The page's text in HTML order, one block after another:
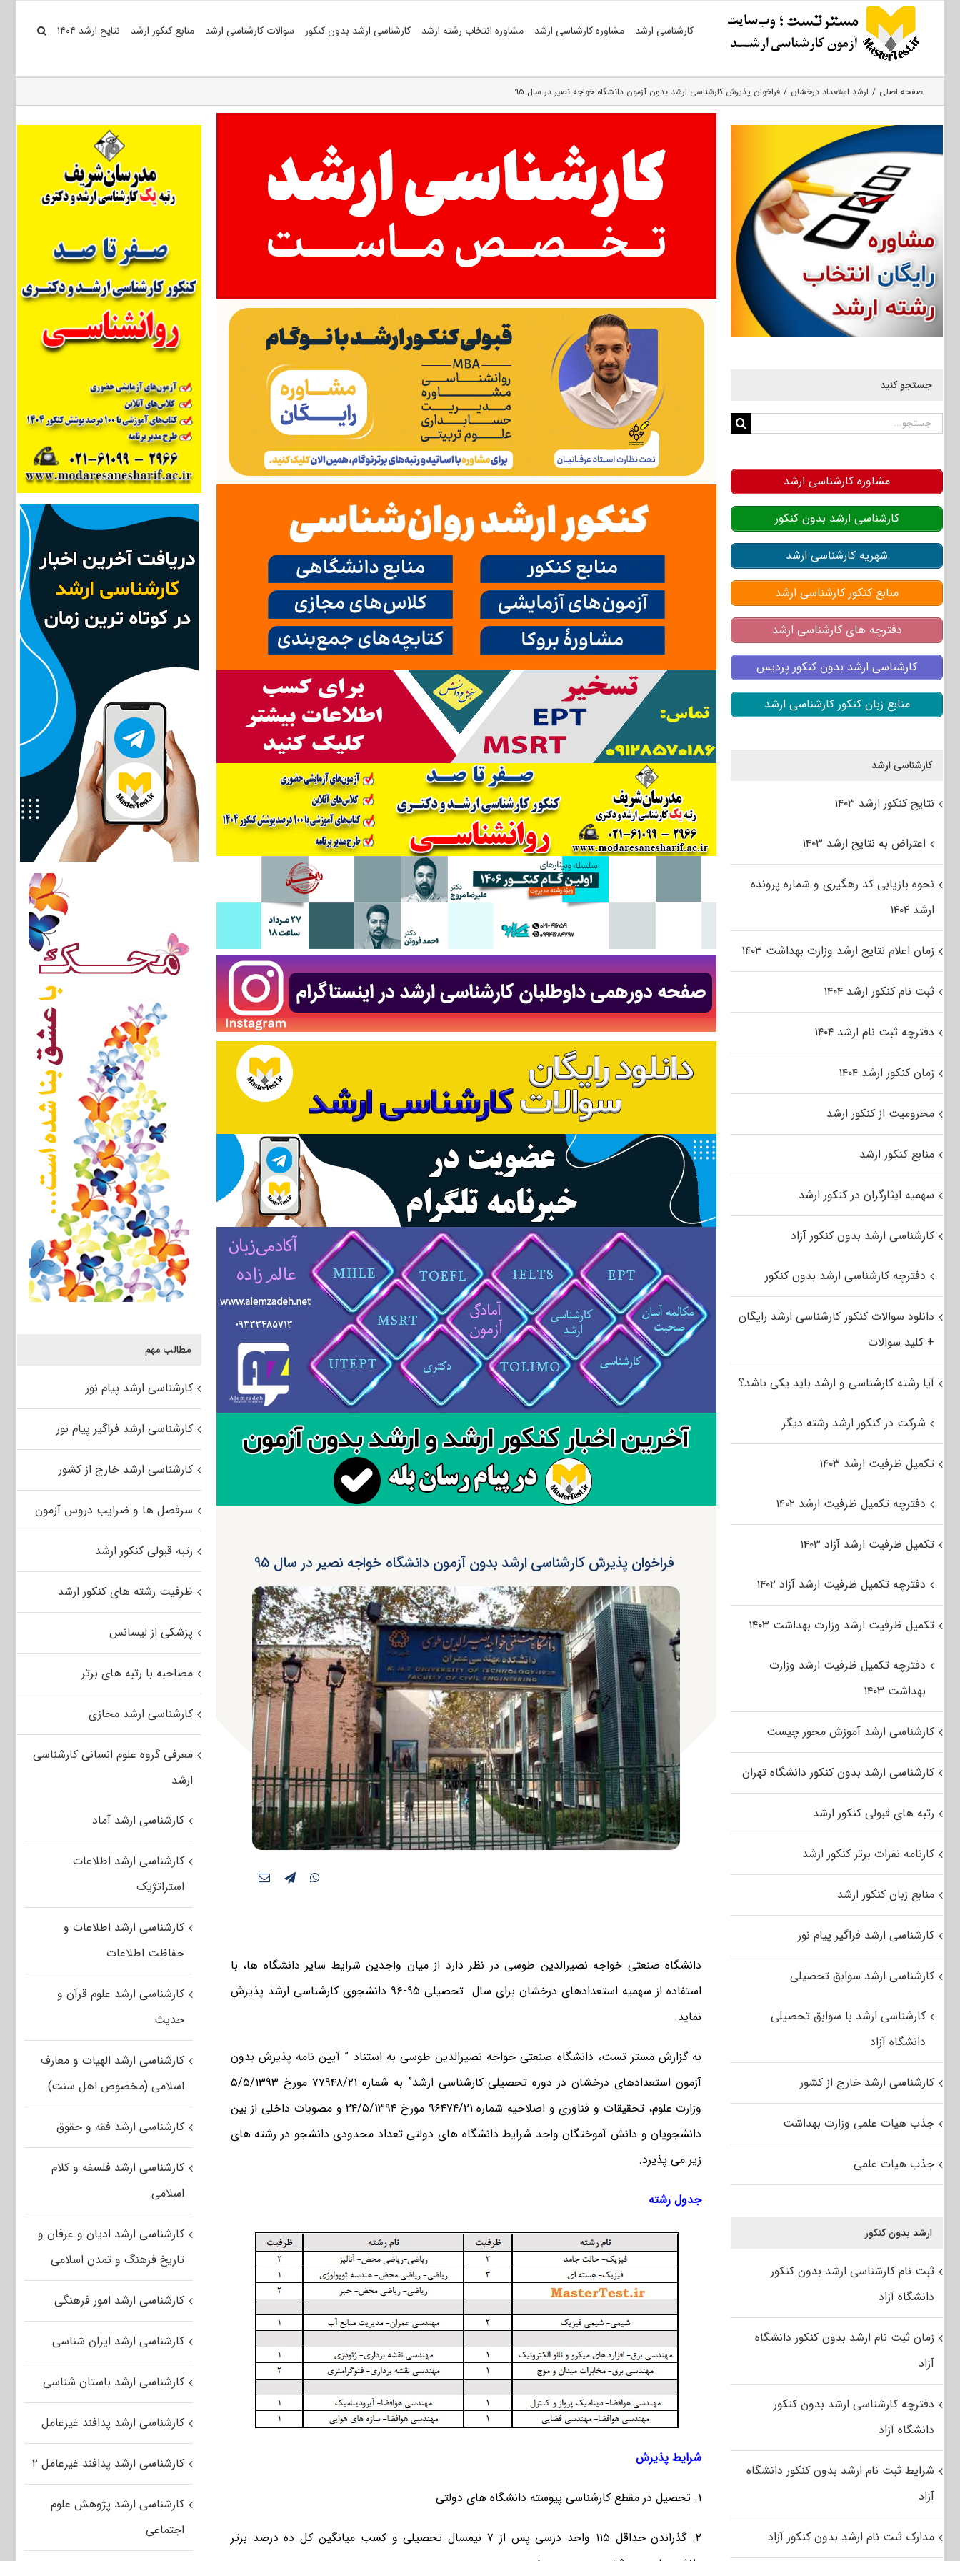
کارشناسی ارشد مشاوره کارشناسی ارشد مشاوره انتخاب رشته ارشد کارشناسی ارشد بدون کنکور سوالات کارشناسی ارشد منابع کنکور ارشد نتایج ارشد ۱۴۰۴
صفحه اصلی ارشد استعداد درخشان فراخوان پذیرش کارشناسی ارشد بدون آزمون دانشگاه خواجه نصیر در سال ۹۵
فراخوان پذیرش کارشناسی ارشد بدون آزمون دانشگاه خواجه نصیر در سال ۹۵
دانشگاه صنعتی خواجه نصیرالدین طوسی در نظر دارد از میان واجدین شرایط سایر دانشگاه ها، با
استفاده از سهمیه استعدادهای درخشان برای سال تحصیلی ۹۵-۹۶ دانشجوی کارشناسی ارشد پذیرش
نماید.
به گزارش مستر تست، دانشگاه صنعتی خواجه نصیرالدین طوسی به استناد ” آیین نامه پذیرش بدون
آزمون استعدادهای درخشان در دوره تحصیلی کارشناسی ارشد” به شماره ۷۷۹۴۸/۲۱ مورخ ۵/۵/۱۳۹۳
وزارت علوم، تحقیقات و فناوری و اصلاحیه شماره ۹۶۴۷۴/۲۱ مورخ ۲۴/۵/۱۳۹۴ و مصوبات داخلی از بین
دانشجویان و دانش آموختگان واجد شرایط دانشگاه های دولتی تعداد محدودی دانشجو در رشته های
زیر می پذیرد.
جدول رشته
شرایط پذیرش
۱. تحصیل در مقطع کارشناسی پیوسته دانشگاه های دولتی
۲. گذراندن حداقل ۱۱۵ واحد درسی پس از ۷ نیمسال تحصیلی و کسب میانگین کل ده درصد برتر
مطالب مهم
کارشناسی ارشد پیام نور
کارشناسی ارشد فراگیر پیام نور
کارشناسی ارشد خارج از کشور
سرفصل ها و ضرایب دروس آزمون
رتبه قبولی کنکور ارشد
ظرفیت رشته های کنکور ارشد
پزشکی از لیسانس
مصاحبه با رتبه های برتر
کارشناسی ارشد مجازی
معرفی گروه علوم انسانی کارشناسی
ارشد
کارشناسی ارشد آماد
کارشناسی ارشد اطلاعات
استراتژیک
کارشناسی ارشد اطلاعات و
حفاظت اطلاعات
کارشناسی ارشد علوم قرآن و
حدیث
کارشناسی ارشد الهیات و معارف
اسلامی (مخصوص اهل سنت)
کارشناسی ارشد فقه و حقوق
کارشناسی ارشد فلسفه و کلام
اسلامی
کارشناسی ارشد ادیان و عرفان و
تاریخ فرهنگ و تمدن اسلامی
کارشناسی ارشد امور فرهنگی
کارشناسی ارشد ایران شناسی
کارشناسی ارشد باستان شناسی
کارشناسی ارشد پدافند غیرعامل
کارشناسی ارشد پدافند غیرعامل ۲
کارشناسی ارشد پژوهش علوم
اجتماعی
جستجو کنید
جستجو
مشاوره کارشناسی ارشد
کارشناسی ارشد بدون کنکور
شهریه کارشناسی ارشد
منابع کنکور کارشناسی ارشد
دفترچه های کارشناسی ارشد
کارشناسی ارشد بدون کنکور پردیس
منابع زبان کنکور کارشناسی ارشد
کارشناسی ارشد
نتایج کنکور ارشد ۱۴۰۳
اعتراض به نتایج ارشد ۱۴۰۳
نحوه بازیابی کد رهگیری و شماره پرونده
ارشد ۱۴۰۴
زمان اعلام نتایج ارشد وزارت بهداشت ۱۴۰۳
ثبت نام کنکور ارشد ۱۴۰۴
دفترچه ثبت نام ارشد ۱۴۰۴
زمان کنکور ارشد ۱۴۰۴
محرومیت از کنکور ارشد
منابع کنکور ارشد
سهمیه ایثارگران در کنکور ارشد
کارشناسی ارشد بدون کنکور آزاد
دفترچه کارشناسی ارشد بدون کنکور
دانلود سوالات کنکور کارشناسی ارشد رایگان
+ کلید سوالات
آیا رشته کارشناسی و ارشد باید یکی باشد؟
شرکت در کنکور ارشد رشته دیگر
تکمیل ظرفیت ارشد ۱۴۰۳
دفترچه تکمیل ظرفیت ارشد ۱۴۰۲
تکمیل ظرفیت ارشد آزاد ۱۴۰۳
دفترچه تکمیل ظرفیت ارشد آزاد ۱۴۰۲
تکمیل ظرفیت ارشد وزارت بهداشت ۱۴۰۳
دفترچه تکمیل ظرفیت ارشد وزارت
بهداشت ۱۴۰۳
کارشناسی ارشد آموزش محور چیست
کارشناسی ارشد بدون کنکور دانشگاه تهران
رتبه های قبولی کنکور ارشد
کارنامه نفرات برتر کنکور ارشد
منابع زبان کنکور ارشد
کارشناسی ارشد فراگیر پیام نور
کارشناسی ارشد سوابق تحصیلی
کارشناسی ارشد با سوابق تحصیلی
دانشگاه آزاد
کارشناسی ارشد خارج از کشور
جذب هیات علمی وزارت بهداشت
جذب هیات علمی
ارشد بدون کنکور
ثبت نام کارشناسی ارشد بدون کنکور
دانشگاه آزاد
زمان ثبت نام ارشد بدون کنکور دانشگاه
آزاد
دفترچه کارشناسی ارشد بدون کنکور
دانشگاه آزاد
شرایط ثبت نام ارشد بدون کنکور دانشگاه
آزاد
مدارک ثبت نام ارشد بدون کنکور آزاد